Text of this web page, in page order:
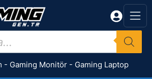
- Gaming Monitör - Gaming Laptop